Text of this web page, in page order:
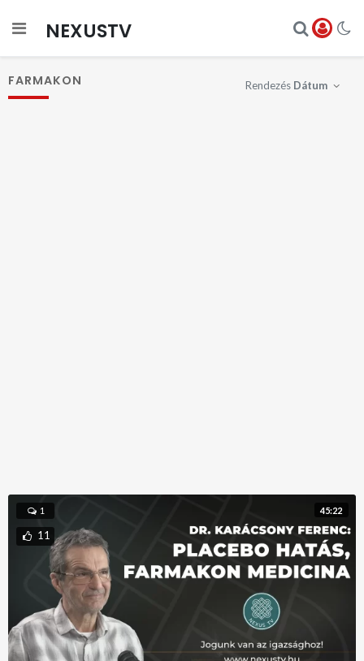
NEXUSTV
FARMAKON Rendezés Dátum
45:22
1
11